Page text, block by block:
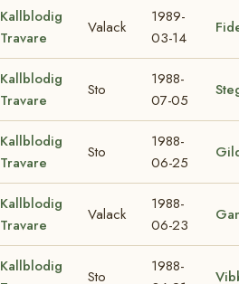
Kallblodig
Travare
Valack
1989-
03-14
Kallblodig
Travare
Sto
1988-
07-05
Kallblodig
Travare
Sto
1988-
06-25
Kallblodig
Travare
Valack
1988-
06-23
Kallblodig
Sto
1988-